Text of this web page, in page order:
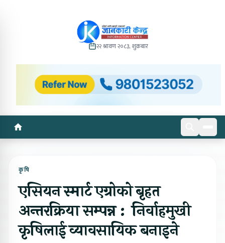
२२ श्रावण २०८३, शुक्रबार
कृषि
एसियन स्मार्ट एग्रोको बृहत
अन्तरक्रिया सम्पन्न : निर्वाहमुखी
कृषिलाई व्यावसायिक बनाइने